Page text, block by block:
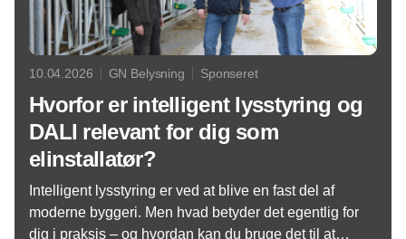
10.04.2026 GN Belysning Sponseret
Hvorfor er intelligent lysstyring og
DALI relevant for dig som
elinstallatør?
Intelligent lysstyring er ved at blive en fast del af
moderne byggeri. Men hvad betyder det egentlig for
dig i praksis – og hvordan kan du bruge det til at